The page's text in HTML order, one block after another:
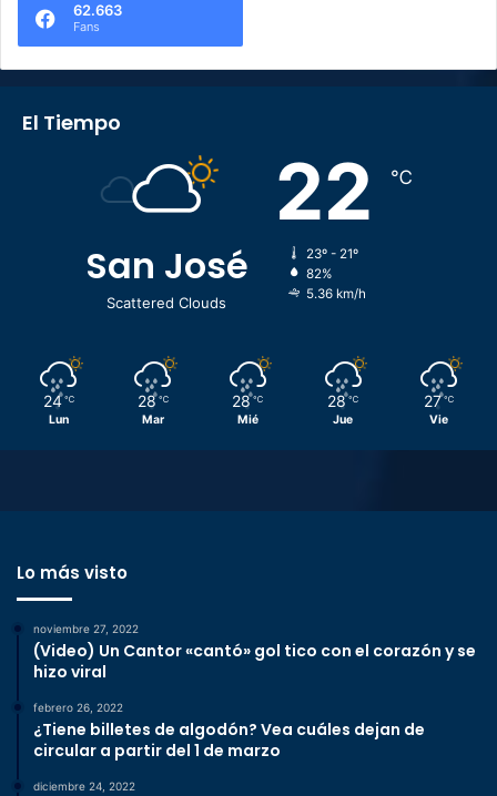
62.663
Fans
El Tiempo
San José
Scattered Clouds
22 ℃
23º - 21º
82%
5.36 km/h
24 ℃
Lun
28 ℃
Mar
28 ℃
Mié
28 ℃
Jue
27 ℃
Vie
Lo más visto
noviembre 27, 2022
(Video) Un Cantor «cantó» gol tico con el corazón y se
hizo viral
febrero 26, 2022
¿Tiene billetes de algodón? Vea cuáles dejan de
circular a partir del 1 de marzo
diciembre 24, 2022